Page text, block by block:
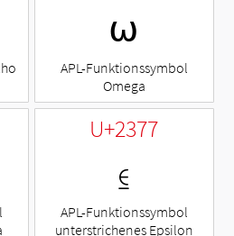
⍵
APL-Funktionssymbol
Omega
U+2377
⍷
APL-Funktionssymbol
unterstrichenes Epsilon